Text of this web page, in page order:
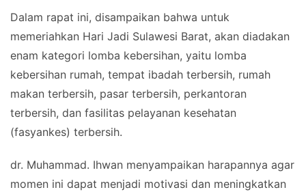
Dalam rapat ini, disampaikan bahwa untuk
memeriahkan Hari Jadi Sulawesi Barat, akan diadakan
enam kategori lomba kebersihan, yaitu lomba
kebersihan rumah, tempat ibadah terbersih, rumah
makan terbersih, pasar terbersih, perkantoran
terbersih, dan fasilitas pelayanan kesehatan
(fasyankes) terbersih.
dr. Muhammad. Ihwan menyampaikan harapannya agar
momen ini dapat menjadi motivasi dan meningkatkan